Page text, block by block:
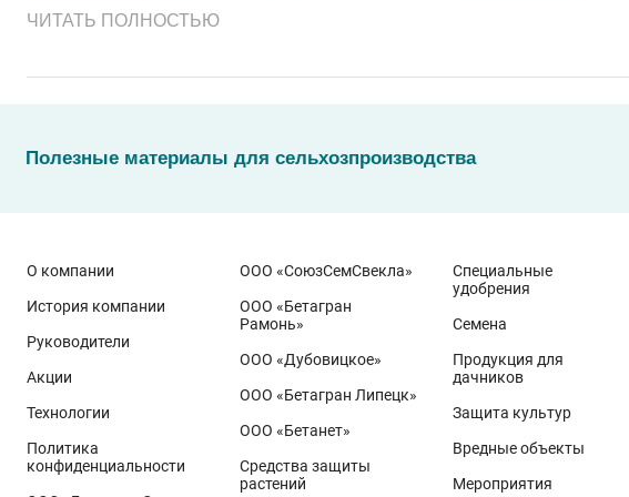
Эти результаты особенно показательны для условий Приволжского
грамотном управлении технологией: сбалансированном
относится к новому поколению сортов орловского
Ей принадлежит рекорд
122,6 ц/га, полученный в Орловской области
Государственный реестр селекционных достижений РФ в 2025 году.
ЧИТАТЬ ПОЛНОСТЬЮ
Полезные материалы для сельхозпроизводства
О компании
История компании
Руководители
Акции
Технологии
Политика
конфиденциальности
ООО «СоюзСемСвекла»
ООО «Бетагран
Рамонь»
ООО «Дубовицкое»
ООО «Бетагран Липецк»
ООО «Бетанет»
Средства защиты
растений
Специальные
удобрения
Семена
Продукция для
дачников
Защита культур
Вредные объекты
Мероприятия